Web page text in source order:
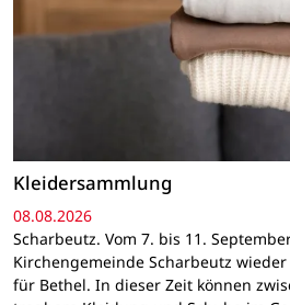
Kleidersammlung
08.08.2026
Scharbeutz. Vom 7. bis 11.
Kirchengemeinde Scharbeutz
für Bethel. In dieser Zeit können